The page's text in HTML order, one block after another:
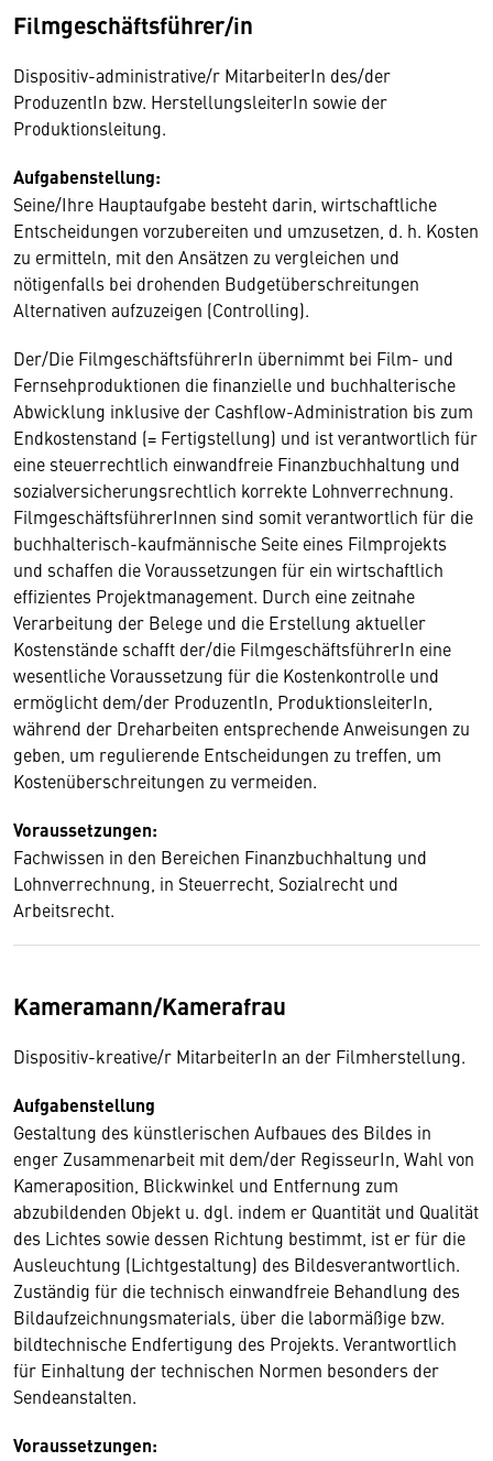
Filmgeschäftsführer/in
Dispositiv-administrative/r MitarbeiterIn des/der
ProduzentIn bzw. HerstellungsleiterIn sowie der
Produktionsleitung.
Aufgabenstellung:
Seine/Ihre Hauptaufgabe besteht darin, wirtschaftliche
Entscheidungen vorzubereiten und umzusetzen, d. h. Kosten
zu ermitteln, mit den Ansätzen zu vergleichen und
nötigenfalls bei drohenden Budgetüberschreitungen
Alternativen aufzuzeigen (Controlling).
Der/Die FilmgeschäftsführerIn übernimmt bei Film- und
Fernsehproduktionen die finanzielle und buchhalterische
Abwicklung inklusive der Cashflow-Administration bis zum
Endkostenstand (= Fertigstellung) und ist verantwortlich für
eine steuerrechtlich einwandfreie Finanzbuchhaltung und
sozialversicherungsrechtlich korrekte Lohnverrechnung.
FilmgeschäftsführerInnen sind somit verantwortlich für die
buchhalterisch-kaufmännische Seite eines Filmprojekts
und schaffen die Voraussetzungen für ein wirtschaftlich
effizientes Projektmanagement. Durch eine zeitnahe
Verarbeitung der Belege und die Erstellung aktueller
Kostenstände schafft der/die FilmgeschäftsführerIn eine
wesentliche Voraussetzung für die Kostenkontrolle und
ermöglicht dem/der ProduzentIn, ProduktionsleiterIn,
während der Dreharbeiten entsprechende Anweisungen zu
geben, um regulierende Entscheidungen zu treffen, um
Kostenüberschreitungen zu vermeiden.
Voraussetzungen:
Fachwissen in den Bereichen Finanzbuchhaltung und
Lohnverrechnung, in Steuerrecht, Sozialrecht und
Arbeitsrecht.
Kameramann/Kamerafrau
Dispositiv-kreative/r MitarbeiterIn an der Filmherstellung.
Aufgabenstellung
Gestaltung des künstlerischen Aufbaues des Bildes in
enger Zusammenarbeit mit dem/der RegisseurIn, Wahl von
Kameraposition, Blickwinkel und Entfernung zum
abzubildenden Objekt u. dgl. indem er Quantität und Qualität
des Lichtes sowie dessen Richtung bestimmt, ist er für die
Ausleuchtung (Lichtgestaltung) des Bildesverantwortlich.
Zuständig für die technisch einwandfreie Behandlung des
Bildaufzeichnungsmaterials, über die labormäßige bzw.
bildtechnische Endfertigung des Projekts. Verantwortlich
für Einhaltung der technischen Normen besonders der
Sendeanstalten.
Voraussetzungen: